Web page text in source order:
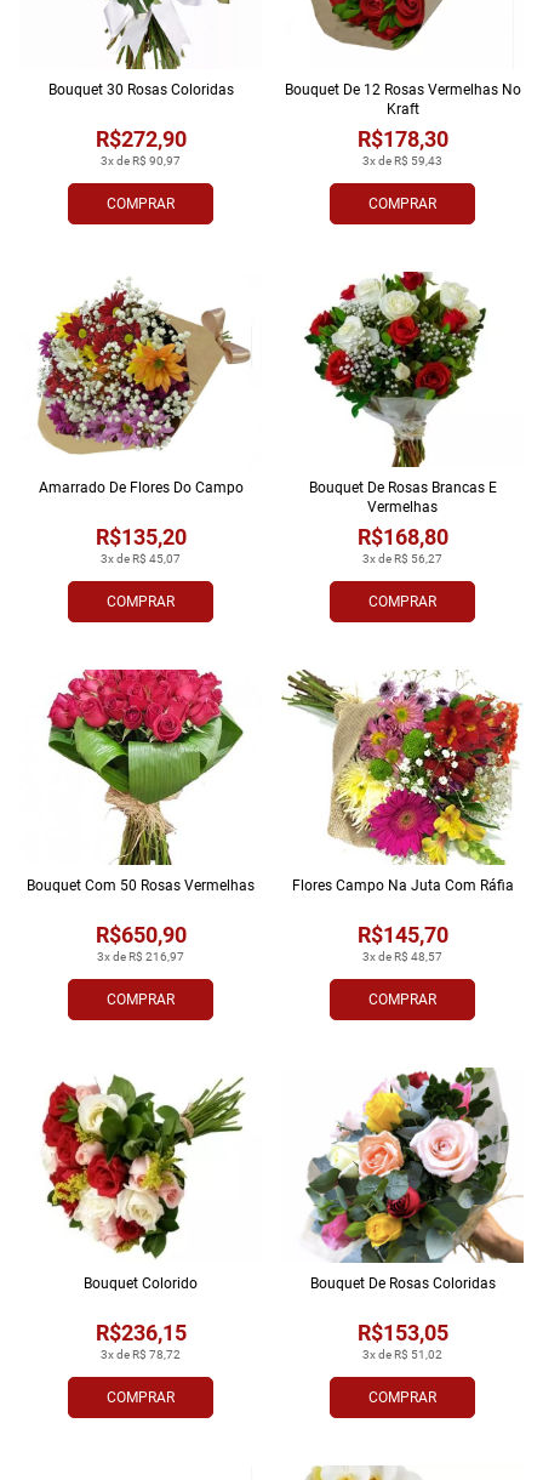
COMPRAR
3x de R$ 90,97
R$272,90
Bouquet 30 Rosas Coloridas
COMPRAR
3x de R$ 59,43
R$178,30
Bouquet De 12 Rosas Vermelhas No
Kraft
COMPRAR
3x de R$ 45,07
R$135,20
Amarrado De Flores Do Campo
COMPRAR
3x de R$ 56,27
R$168,80
Bouquet De Rosas Brancas E
Vermelhas
COMPRAR
3x de R$ 216,97
R$650,90
Bouquet Com 50 Rosas Vermelhas
COMPRAR
3x de R$ 48,57
R$145,70
Flores Campo Na Juta Com Ráfia
COMPRAR
3x de R$ 78,72
R$236,15
Bouquet Colorido
COMPRAR
3x de R$ 51,02
R$153,05
Bouquet De Rosas Coloridas